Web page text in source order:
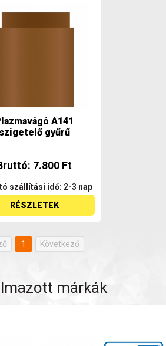
A141
szigetelő gyűrű
7.800 Ft
szállítási idő: 2-3 nap
RÉSZLETEK
1 Következő
márkák